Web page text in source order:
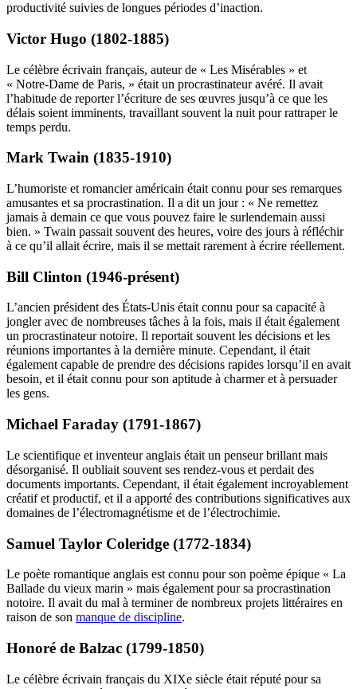
productivité suivies de longues périodes d’inaction.
Victor Hugo (1802-1885)
Le célèbre écrivain français, auteur de « Les Misérables » et
« Notre-Dame de Paris, » était un procrastinateur avéré. Il avait
l’habitude de reporter l’écriture de ses œuvres jusqu’à ce que les
délais soient imminents, travaillant souvent la nuit pour rattraper le
temps perdu.
Mark Twain (1835-1910)
L’humoriste et romancier américain était connu pour ses remarques
amusantes et sa procrastination. Il a dit un jour : « Ne remettez
jamais à demain ce que vous pouvez faire le surlendemain aussi
bien. » Twain passait souvent des heures, voire des jours à réfléchir
à ce qu’il allait écrire, mais il se mettait rarement à écrire réellement.
Bill Clinton (1946-présent)
L’ancien président des États-Unis était connu pour sa capacité à
jongler avec de nombreuses tâches à la fois, mais il était également
un procrastinateur notoire. Il reportait souvent les décisions et les
réunions importantes à la dernière minute. Cependant, il était
également capable de prendre des décisions rapides lorsqu’il en avait
besoin, et il était connu pour son aptitude à charmer et à persuader
les gens.
Michael Faraday (1791-1867)
Le scientifique et inventeur anglais était un penseur brillant mais
désorganisé. Il oubliait souvent ses rendez-vous et perdait des
documents importants. Cependant, il était également incroyablement
créatif et productif, et il a apporté des contributions significatives aux
domaines de l’électromagnétisme et de l’électrochimie.
Samuel Taylor Coleridge (1772-1834)
Le poète romantique anglais est connu pour son poème épique « La
Ballade du vieux marin » mais également pour sa procrastination
notoire. Il avait du mal à terminer de nombreux projets littéraires en
raison de son manque de discipline.
Honoré de Balzac (1799-1850)
Le célèbre écrivain français du XIXe siècle était réputé pour sa